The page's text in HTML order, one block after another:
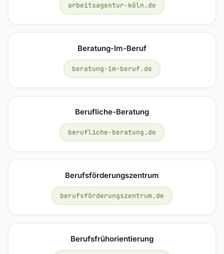
arbeitsagentur-köln.de
Beratung-Im-Beruf
beratung-im-beruf.de
Berufliche-Beratung
berufliche-beratung.de
Berufsförderungszentrum
berufsförderungszentrum.de
Berufsfrühorientierung